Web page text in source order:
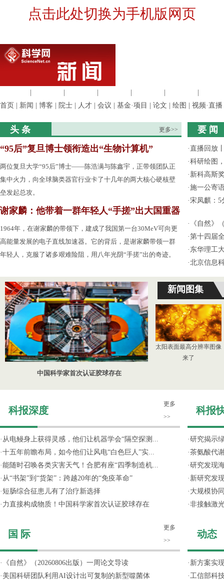
点击此处切换为手机版网页
首页
新闻 博客 院士 人才 会议 基金·项目 论文 绘图 视频·直播
头 条 更多>>
“95后”复旦博士领衔造出“生物计算机”
两位复旦大学“95后”博士——陈浩满与陈鑫宇，正带领团队正
集中火力，向全球脑类器官行业卡了十几年的两大核心硬核壁
垒发起总攻。
谢家麟：他带着一群年轻人“手搓”出大国重器
1964年，在谢家麟的带领下，建成了我国第一台30MeV可向更
高能量发展的电子直线加速器。它的背后，是谢家麟带领一群
年轻人，克服了诸多艰难险阻，用八年光阴“手搓”出的奇迹。
要 闻
·直播回放
·科研绘图
· 新科高斯
·施一公寄
·宋凤麒：5
·
《自然》
·第十四届
· 东华理工
·北京信息
中国科学家首次认证胶球存在
新闻图集
太阳表面最高分辨率图像
来了
科报深度
更多
>>
· 从电鳗身上获得灵感，他们让机器学会“隔空探测...
·十五年前瞻布局，如今他们让风电“白色巨人”实...
·能随时召唤各类灾害天气！合肥有座“四季制造机...
· 从“书架”到“货架”：跨越20年的“免疫革命”
· 短肠综合征患儿有了治疗新选择
· 力直接构成物质！中国科学家首次认证胶球存在
国 际
更多
>>
·
《自然》（20260806出版）一周论文导读
· 美国科研团队利用AI设计出可复制的新型噬菌体
科报
·研究揭示
·茶氨酸代
·研究发现
· 新研究发
· 大规模协
·非接触激
动态
· 新方案实
·工信部科